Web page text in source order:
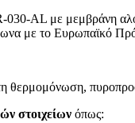
AL με μεμβράνη
με το Ευρωπαϊκό
τη θερμομόνωση,
στοιχείων όπως: